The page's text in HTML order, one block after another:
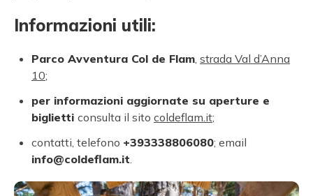
Informazioni utili:
Parco Avventura Col de Flam, strada Val d’Anna
10;
per informazioni aggiornate su aperture e
biglietti consulta il sito coldeflam.it;
contatti, telefono +393338806080; email
info@coldeflam.it.